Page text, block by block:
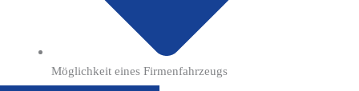
Möglichkeit eines Firmenfahrzeugs